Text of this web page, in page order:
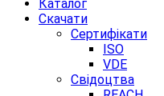
Каталог
Скачати
Сертифікати
ISO
VDE
Свідоцтва